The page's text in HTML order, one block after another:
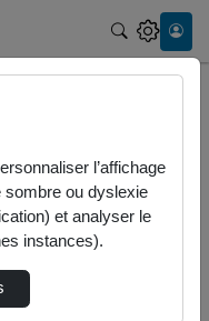
de vues
l’affichage
sombre ou dyslexie
et analyser le
instances).